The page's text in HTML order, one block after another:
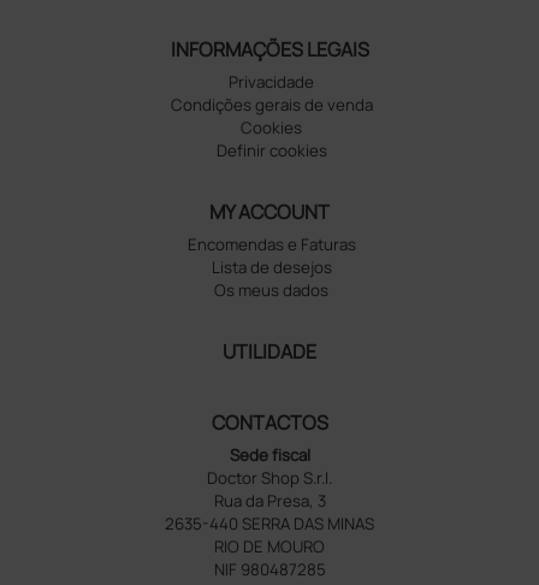
INFORMAÇÕES LEGAIS
Privacidade
Condições gerais de venda
Cookies
Definir cookies
MY ACCOUNT
Encomendas e Faturas
Lista de desejos
Os meus dados
UTILIDADE
CONTACTOS
Sede fiscal
Doctor Shop S.r.l.
Rua da Presa, 3
2635-440 SERRA DAS MINAS
RIO DE MOURO
NIF 980487285